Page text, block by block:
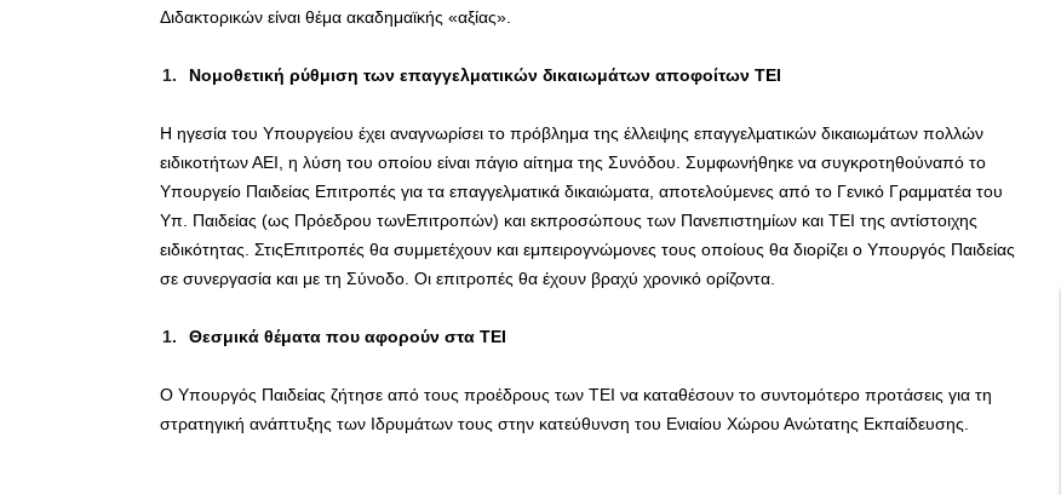
Διδακτορικών είναι θέμα ακαδημαϊκής «αξίας».
Νομοθετική ρύθμιση των επαγγελματικών δικαιωμάτων αποφοίτων ΤΕΙ
Η ηγεσία του Υπουργείου έχει αναγνωρίσει το πρόβλημα της έλλειψης επαγγελματικών δικαιωμάτων πολλών
ειδικοτήτων ΑΕΙ, η λύση του οποίου είναι πάγιο αίτημα της Συνόδου. Συμφωνήθηκε να συγκροτηθούναπό το
Υπουργείο Παιδείας Επιτροπές για τα επαγγελματικά δικαιώματα, αποτελούμενες από το Γενικό Γραμματέα του
Υπ. Παιδείας (ως Πρόεδρου τωνΕπιτροπών) και εκπροσώπους των Πανεπιστημίων και ΤΕΙ της αντίστοιχης
ειδικότητας. ΣτιςΕπιτροπές θα συμμετέχουν και εμπειρογνώμονες τους οποίους θα διορίζει ο Υπουργός Παιδείας
σε συνεργασία και με τη Σύνοδο. Οι επιτροπές θα έχουν βραχύ χρονικό ορίζοντα.
Θεσμικά θέματα που αφορούν στα ΤΕΙ
Ο Υπουργός Παιδείας ζήτησε από τους προέδρους των ΤΕΙ να καταθέσουν το συντομότερο προτάσεις για τη
στρατηγική ανάπτυξης των Ιδρυμάτων τους στην κατεύθυνση του Ενιαίου Χώρου Ανώτατης Εκπαίδευσης.